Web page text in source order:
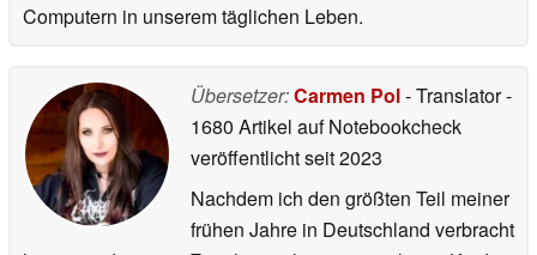
Computern in unserem täglichen Leben.
Übersetzer:Carmen Pol- Translator-
1680 Artikel auf Notebookcheck
veröffentlichtseit 2023
Nachdem ich den größten Teil meiner
frühen Jahre in Deutschland verbracht